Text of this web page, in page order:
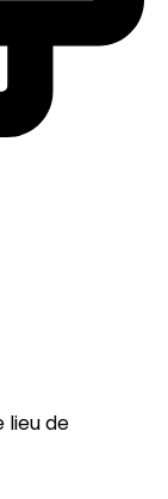
lieu de